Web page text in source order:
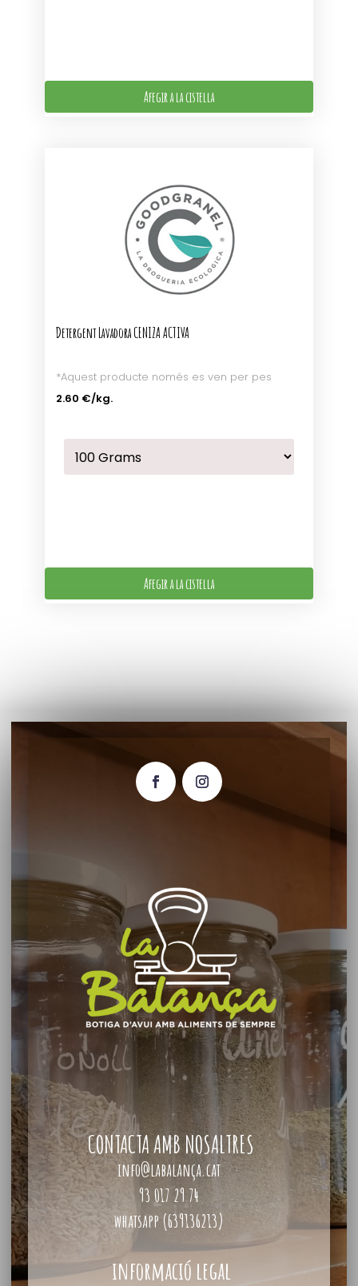
Afegir a la cistella
Detergent Lavadora CENIZA ACTIVA
*Aquest producte només es ven per pes
2.60 €/kg.
Afegir a la cistella
CONTACTA AMB NOSALTRES
info@labalança.cat
93 017 29 74
whatsapp (639136213)
informació legal